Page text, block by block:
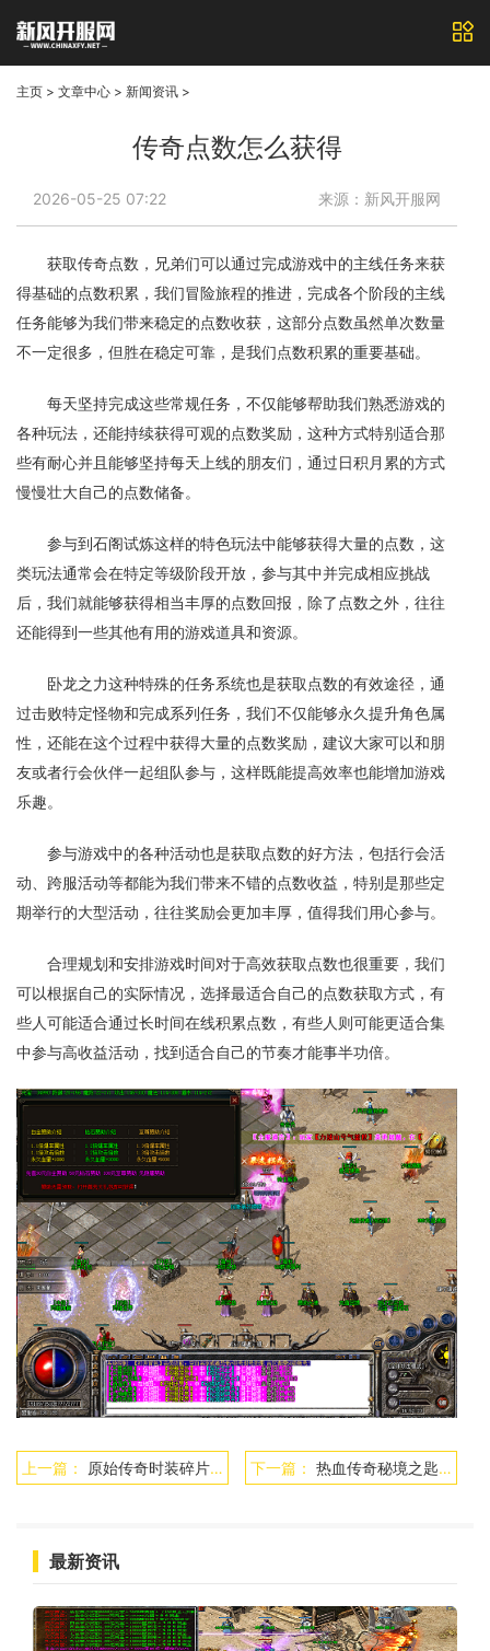
主页 > 文章中心 > 新闻资讯 >
传奇点数怎么获得
2026-05-25 07:22 来源：新风开服网
获取传奇点数，兄弟们可以通过完成游戏中的主线任务来获
得基础的点数积累，我们冒险旅程的推进，完成各个阶段的主线
任务能够为我们带来稳定的点数收获，这部分点数虽然单次数量
不一定很多，但胜在稳定可靠，是我们点数积累的重要基础。
每天坚持完成这些常规任务，不仅能够帮助我们熟悉游戏的
各种玩法，还能持续获得可观的点数奖励，这种方式特别适合那
些有耐心并且能够坚持每天上线的朋友们，通过日积月累的方式
慢慢壮大自己的点数储备。
参与到石阁试炼这样的特色玩法中能够获得大量的点数，这
类玩法通常会在特定等级阶段开放，参与其中并完成相应挑战
后，我们就能够获得相当丰厚的点数回报，除了点数之外，往往
还能得到一些其他有用的游戏道具和资源。
卧龙之力这种特殊的任务系统也是获取点数的有效途径，通
过击败特定怪物和完成系列任务，我们不仅能够永久提升角色属
性，还能在这个过程中获得大量的点数奖励，建议大家可以和朋
友或者行会伙伴一起组队参与，这样既能提高效率也能增加游戏
乐趣。
参与游戏中的各种活动也是获取点数的好方法，包括行会活
动、跨服活动等都能为我们带来不错的点数收益，特别是那些定
期举行的大型活动，往往奖励会更加丰厚，值得我们用心参与。
合理规划和安排游戏时间对于高效获取点数也很重要，我们
可以根据自己的实际情况，选择最适合自己的点数获取方式，有
些人可能适合通过长时间在线积累点数，有些人则可能更适合集
中参与高收益活动，找到适合自己的节奏才能事半功倍。
上一篇： 原始传奇时装碎片合成攻略 下一篇： 热血传奇秘境之匙哪里去用啊
最新资讯